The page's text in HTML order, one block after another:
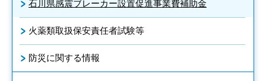
石川県感震ブレーカー設置促進事業費補助金
火薬類取扱保安責任者試験等
防災に関する情報